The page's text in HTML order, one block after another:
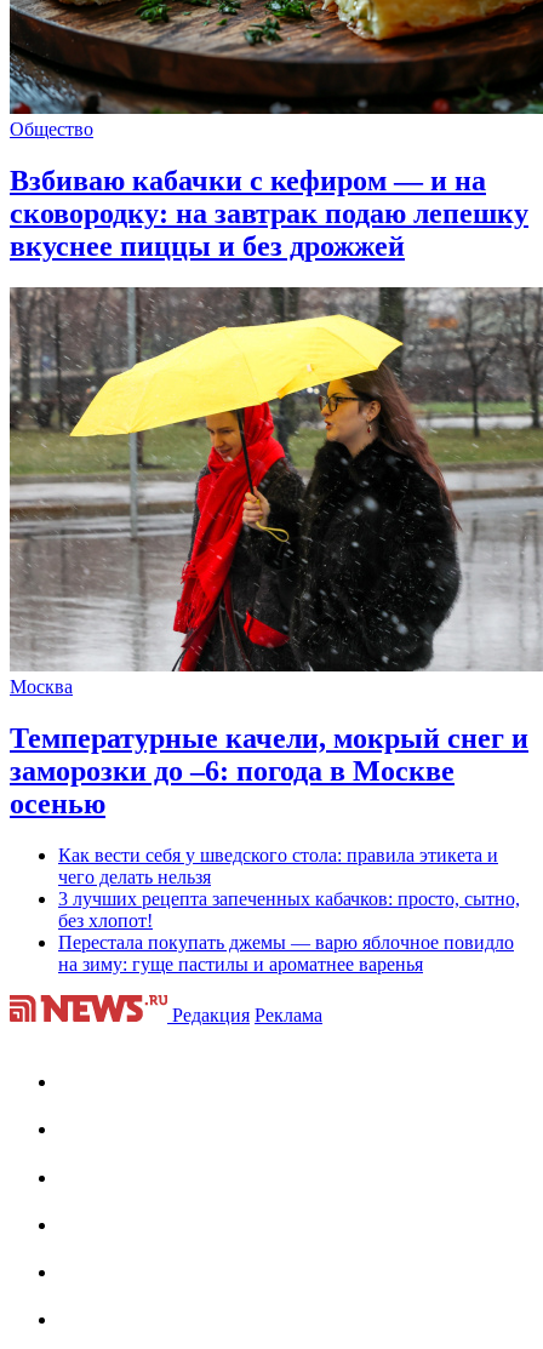
Общество
Взбиваю кабачки с кефиром — и на
сковородку: на завтрак подаю лепешку
вкуснее пиццы и без дрожжей
Москва
Температурные качели, мокрый снег и
заморозки до –6: погода в Москве
осенью
Как вести себя у шведского стола: правила этикета и
чего делать нельзя
3 лучших рецепта запеченных кабачков: просто, сытно,
без хлопот!
Перестала покупать джемы — варю яблочное повидло
на зиму: гуще пастилы и ароматнее варенья
Редакция Реклама